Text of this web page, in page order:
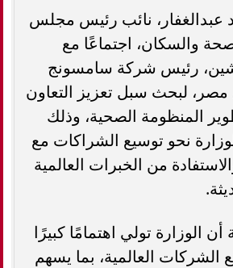
عبدالغفار، نائب رئيس مجلس
والسكان، اجتماعًا مع
شين، رئيس شركة سامسونج
مصر، لبحث سبل تعزيز التعاون
المنظومة الصحية، وذلك
نحو توسيع الشراكات مع
من الخبرات العالمية
الوزارة تولي اهتمامًا كبيرًا
الشركات العالمية، بما يسهم